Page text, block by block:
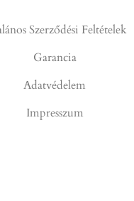
Szerződési Feltételek
Garancia
Adatvédelem
Impresszum